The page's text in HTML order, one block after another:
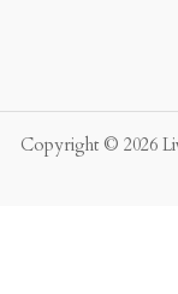
Copyright © 2026